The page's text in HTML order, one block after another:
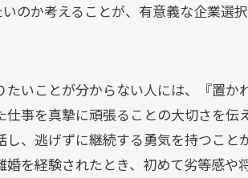
のか考えることが、有意義な企業選
たいことが分からない人には、『置か
仕事を真摯に頑張ることの大切さを
し、逃げずに継続する勇気を持つこと
婚を経験されたとき、初めて劣等感や